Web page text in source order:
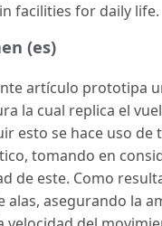
facilities for daily life.
(es)
artículo prototipa
la cual replica el
esto se hace uso
tomando en
de este. Como
alas, asegurando la